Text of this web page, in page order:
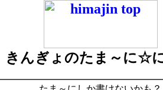
きんぎょのたま～に☆